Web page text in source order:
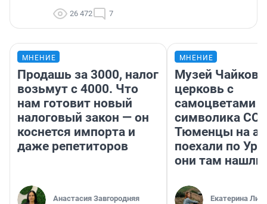
26 472 7
МНЕНИЕ
Продашь за 3000, налог
возьмут с 4000. Что
нам готовит новый
налоговый закон — он
коснется импорта и
даже репетиторов
Анастасия Завгородняя
МНЕНИЕ
Музей
церковь с
самоцветами
символика
Тюменцы на
поехали по
они там нашли
Екатерина